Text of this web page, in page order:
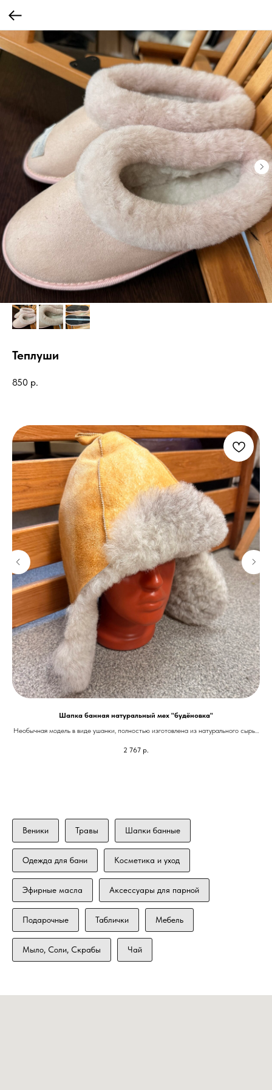
Теплуши
850 р.
Шапка банная натуральный мех "будёновка"
Необычная модель в виде ушанки, полностью изготовлена из натурального сырья.
2 767 р.
Веники Травы Шапки банные
Одежда для бани Косметика и уход
Эфирные масла Аксессуары для парной
Подарочные Таблички Мебель
Мыло, Соли, Скрабы Чай